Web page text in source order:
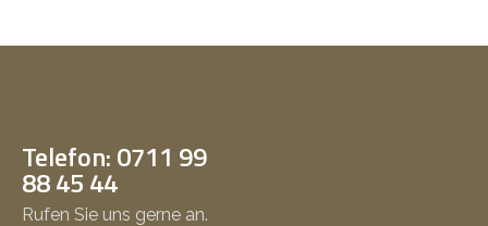
Telefon: 0711 99
88 45 44
Rufen Sie uns gerne an.